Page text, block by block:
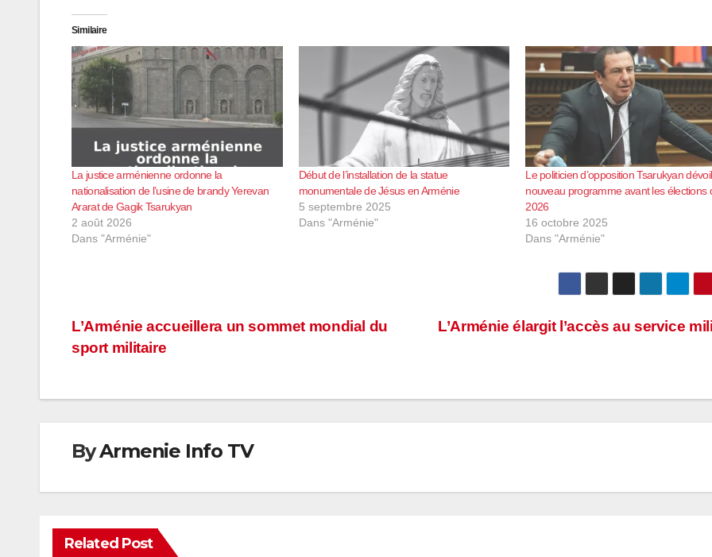
Similaire
La justice arménienne ordonne la
nationalisation de l’usine de brandy Yerevan
Ararat de Gagik Tsarukyan
2 août 2026
Dans "Arménie"
Début de l’installation de la statue
monumentale de Jésus en Arménie
5 septembre 2025
Dans "Arménie"
Le politicien d’opposition Tsarukyan
nouveau programme avant les élections
2026
16 octobre 2025
Dans "Arménie"
Navigation
de
l’article
L’Arménie élargit l’accès au service
L’Arménie accueillera un sommet mondial du
sport militaire
ByArmenie Info TV
Related Post